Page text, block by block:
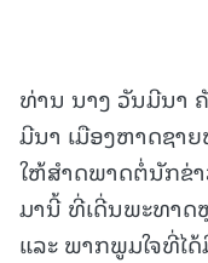
ທ່ານ ນາງ ວັນມີນາ
ມີນາ ເມືອງຫາດຊາ
ໃຫ້ສໍາດພາດຕໍ່ນັກຂ່
ມານີ້ ທີ່ເດີ່ນພະທາດ
ແລະ ພາກພູມໃຈທີ່ໄ